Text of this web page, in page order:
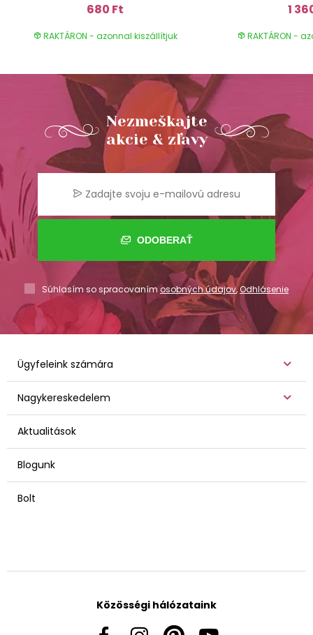
680 Ft
RAKTÁRON - azonnal kiszállítjuk
1
RAKTÁRON -
Nezmeškajte
akcie & zľavy
ODOBERAŤ
Súhlasím so spracovaním osobných údajov,Odhlásenie
Ügyfeleink számára
Nagykereskedelem
Aktualitások
Blogunk
Bolt
Közösségi hálózataink